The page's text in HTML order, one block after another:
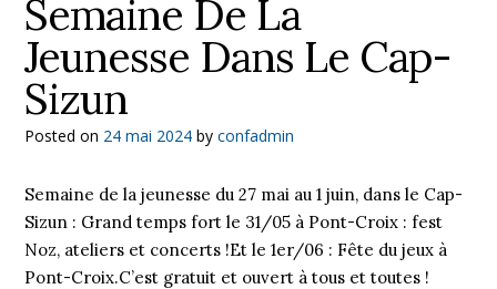
Semaine De La
Jeunesse Dans Le Cap-
Sizun
Posted on 24 mai 2024 by confadmin
Semaine de la jeunesse du 27 mai au 1 juin, dans le Cap-
Sizun : Grand temps fort le 31/05 à Pont-Croix : fest
Noz, ateliers et concerts !Et le 1er/06 : Fête du jeux à
Pont-Croix.C’est gratuit et ouvert à tous et toutes !